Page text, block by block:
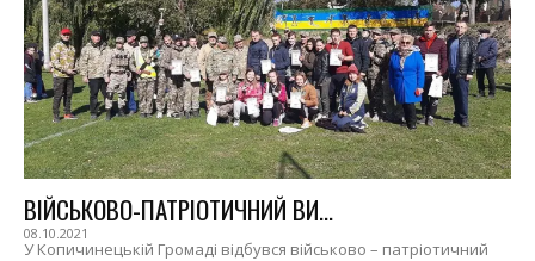
ВІЙСЬКОВО-ПАТРІОТИЧНИЙ ВИ...
08.10.2021
У Копичинецькій Громаді відбувся військово – патріотичний